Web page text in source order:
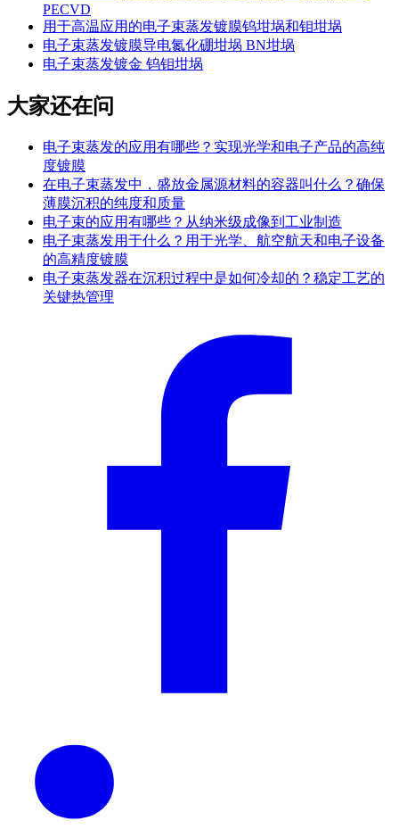
PECVD
用于高温应用的电子束蒸发镀膜钨坩埚和钼坩埚
电子束蒸发镀膜导电氮化硼坩埚 BN坩埚
电子束蒸发镀金 钨钼坩埚
大家还在问
电子束蒸发的应用有哪些？实现光学和电子产品的高纯
度镀膜
在电子束蒸发中，盛放金属源材料的容器叫什么？确保
薄膜沉积的纯度和质量
电子束的应用有哪些？从纳米级成像到工业制造
电子束蒸发用于什么？用于光学、航空航天和电子设备
的高精度镀膜
电子束蒸发器在沉积过程中是如何冷却的？稳定工艺的
关键热管理